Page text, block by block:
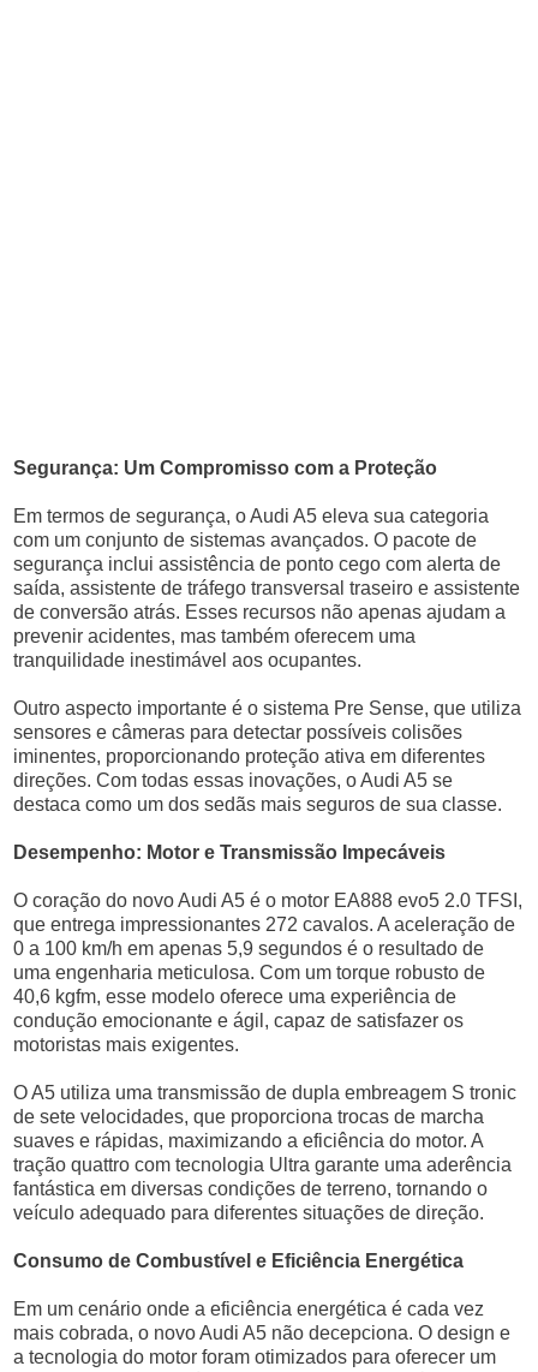
Segurança: Um Compromisso com a Proteção
Em termos de segurança, o Audi A5 eleva sua categoria
com um conjunto de sistemas avançados. O pacote de
segurança inclui assistência de ponto cego com alerta de
saída, assistente de tráfego transversal traseiro e assistente
de conversão atrás. Esses recursos não apenas ajudam a
prevenir acidentes, mas também oferecem uma
tranquilidade inestimável aos ocupantes.
Outro aspecto importante é o sistema Pre Sense, que utiliza
sensores e câmeras para detectar possíveis colisões
iminentes, proporcionando proteção ativa em diferentes
direções. Com todas essas inovações, o Audi A5 se
destaca como um dos sedãs mais seguros de sua classe.
Desempenho: Motor e Transmissão Impecáveis
O coração do novo Audi A5 é o motor EA888 evo5 2.0 TFSI,
que entrega impressionantes 272 cavalos. A aceleração de
0 a 100 km/h em apenas 5,9 segundos é o resultado de
uma engenharia meticulosa. Com um torque robusto de
40,6 kgfm, esse modelo oferece uma experiência de
condução emocionante e ágil, capaz de satisfazer os
motoristas mais exigentes.
O A5 utiliza uma transmissão de dupla embreagem S tronic
de sete velocidades, que proporciona trocas de marcha
suaves e rápidas, maximizando a eficiência do motor. A
tração quattro com tecnologia Ultra garante uma aderência
fantástica em diversas condições de terreno, tornando o
veículo adequado para diferentes situações de direção.
Consumo de Combustível e Eficiência Energética
Em um cenário onde a eficiência energética é cada vez
mais cobrada, o novo Audi A5 não decepciona. O design e
a tecnologia do motor foram otimizados para oferecer um